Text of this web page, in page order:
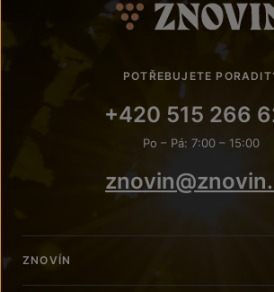
POTŘEBUJETE
+420 515 266
Po – Pá: 7:00 – 15:00
ZNOVÍN